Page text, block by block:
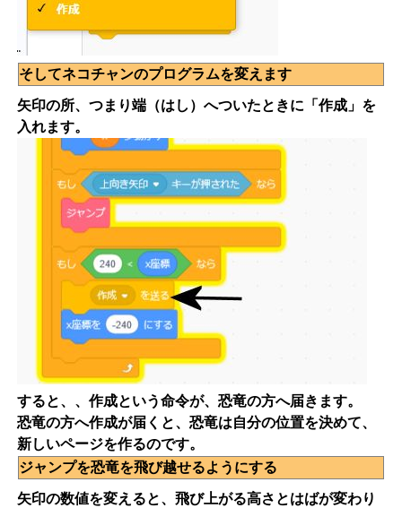
そしてネコチャンのプログラムを変えます
矢印の所、つまり端（はし）へついたときに「作成」を
入れます。
すると、、作成という命令が、恐竜の方へ届きます。
恐竜の方へ作成が届くと、恐竜は自分の位置を決めて、
新しいページを作るのです。
ジャンプを恐竜を飛び越せるようにする
矢印の数値を変えると、飛び上がる高さとはばが変わり